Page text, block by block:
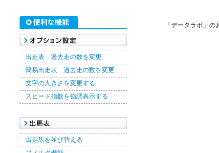
出走表 過去走の数を変更
簡易出走表 過去走の数を変更
文字の大きさを変更する
スピード指数を強調表示する
出走馬を並び替える
「データラボ」